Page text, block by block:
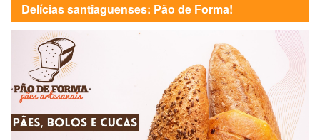
Delícias santiaguenses: Pão de Forma!